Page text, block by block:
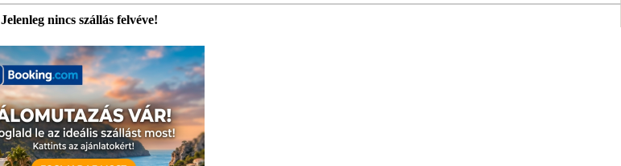
Jelenleg nincs szállás felvéve!